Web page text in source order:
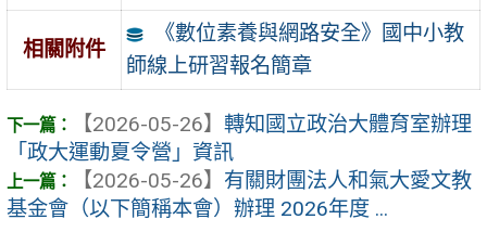
相關附件
《數位素養與網路安全》國中小教
師線上研習報名簡章
【2026-05-26】 轉知國立政治大體育室辦理
「政大運動夏令營」資訊
【2026-05-26】 有關財團法人和氣大愛文教
基金會（以下簡稱本會）辦理 2026年度 ...